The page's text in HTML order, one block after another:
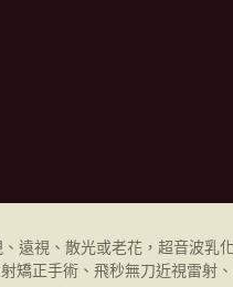
遠視、散光或老花，超音波
矯正手術、飛秒無刀近視雷射